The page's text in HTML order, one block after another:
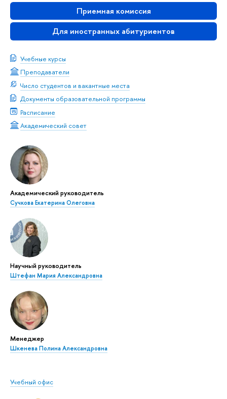
Приемная комиссия
Для иностранных абитуриентов
Учебные курсы
Преподаватели
Число студентов и вакантные места
Документы образовательной программы
Расписание
Академический совет
Академический руководитель
Сучкова Екатерина Олеговна
Научный руководитель
Штефан Мария Александровна
Менеджер
Шкенева Полина Александровна
Учебный офис